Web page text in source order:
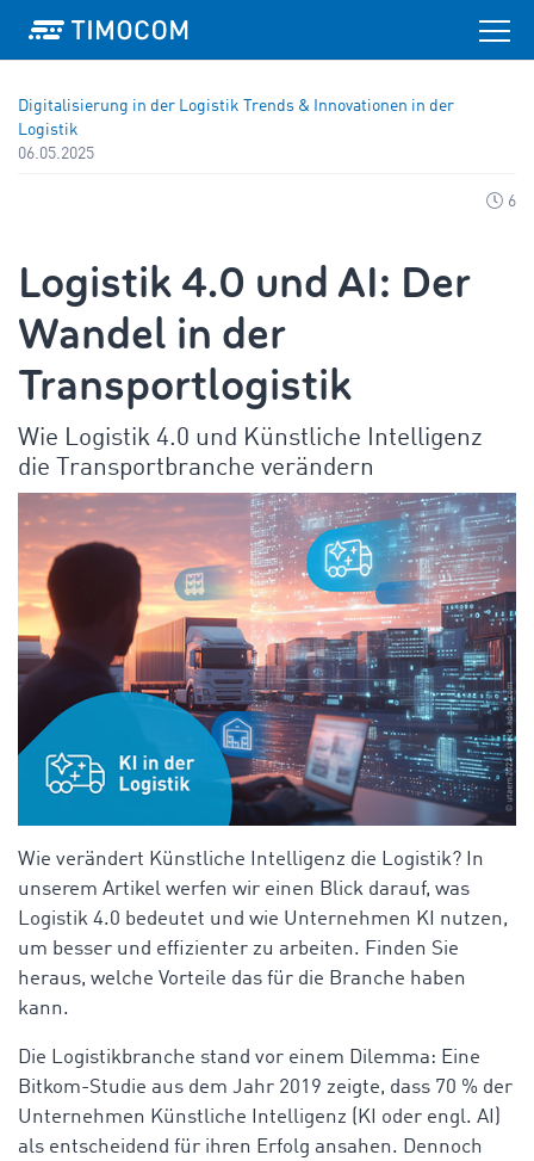
Digitalisierung in der Logistik
Trends & Innovationen in der
Logistik
06.05.2025
6
Logistik 4.0 und AI: Der
Wandel in der
Transportlogistik
Wie Logistik 4.0 und Künstliche Intelligenz
die Transportbranche verändern
Wie verändert Künstliche Intelligenz die Logistik? In
unserem Artikel werfen wir einen Blick darauf, was
Logistik 4.0 bedeutet und wie Unternehmen KI nutzen,
um besser und effizienter zu arbeiten. Finden Sie
heraus, welche Vorteile das für die Branche haben
kann.
Die Logistikbranche stand vor einem Dilemma: Eine
Bitkom-Studie aus dem Jahr 2019 zeigte, dass 70 % der
Unternehmen Künstliche Intelligenz (KI oder engl. AI)
als entscheidend für ihren Erfolg ansahen. Dennoch